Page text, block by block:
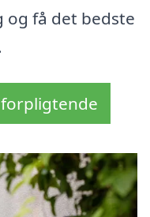
få det bedste